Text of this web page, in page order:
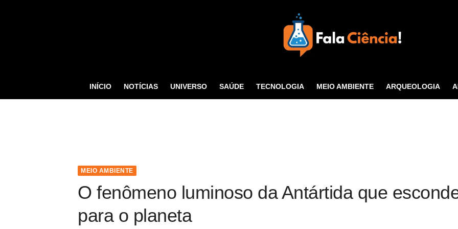
Tecnologia
INÍCIO NOTÍCIAS UNIVERSO SAÚDE TECNOLOGIA MEIO AMBIENTE ARQUEOLOGIA
MEIO AMBIENTE
O fenômeno luminoso da Antártida que
para o planeta